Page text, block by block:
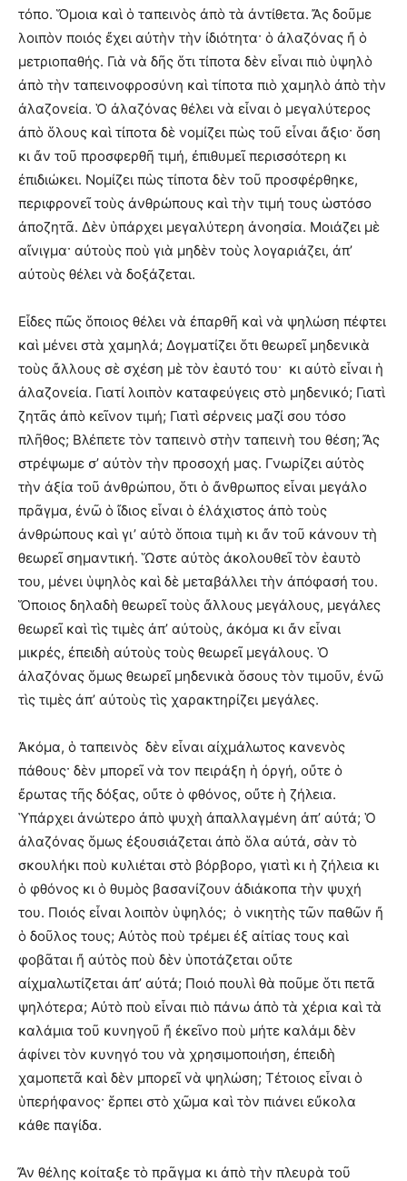
τόπο. Ὅμοια καὶ ὁ ταπεινὸς ἀπὸ τὰ ἀντίθετα. Ἄς δοῦμε
λοιπὸν ποιός ἔχει αὐτὴν τὴν ἰδιότητα· ὁ ἀλαζόνας ἤ ὁ
μετριοπαθής. Γιὰ νὰ δῆς ὅτι τίποτα δὲν εἶναι πιὸ ὑψηλὸ
ἀπὸ τὴν ταπεινοφροσύνη καὶ τίποτα πιὸ χαμηλὸ ἀπὸ τὴν
ἀλαζονεία. Ὁ ἀλαζόνας θέλει νὰ εἶναι ὁ μεγαλύτερος
ἀπὸ ὅλους καὶ τίποτα δὲ νομίζει πὼς τοῦ εἶναι ἄξιο· ὅση
κι ἄν τοῦ προσφερθῆ τιμή, ἐπιθυμεῖ περισσότερη κι
ἐπιδιώκει. Νομίζει πὼς τίποτα δὲν τοῦ προσφέρθηκε,
περιφρονεῖ τοὺς ἀνθρώπους καὶ τὴν τιμή τους ὡστόσο
ἀποζητᾶ. Δὲν ὑπάρχει μεγαλύτερη ἀνοησία. Μοιάζει μὲ
αἴνιγμα· αὐτοὺς ποὺ γιὰ μηδὲν τοὺς λογαριάζει, ἀπ’
αὐτοὺς θέλει νὰ δοξάζεται.
Εἶδες πῶς ὅποιος θέλει νὰ ἐπαρθῆ καὶ νὰ ψηλώση πέφτει
καὶ μένει στὰ χαμηλά; Δογματίζει ὅτι θεωρεῖ μηδενικὰ
τοὺς ἄλλους σὲ σχέση μὲ τὸν ἑαυτό του· κι αὐτὸ εἶναι ἡ
ἀλαζονεία. Γιατί λοιπὸν καταφεύγεις στὸ μηδενικό; Γιατὶ
ζητᾶς ἀπὸ κεῖνον τιμή; Γιατὶ σέρνεις μαζί σου τόσο
πλῆθος; Βλέπετε τὸν ταπεινὸ στὴν ταπεινὴ του θέση; Ἄς
στρέψωμε σ’ αὐτὸν τὴν προσοχή μας. Γνωρίζει αὐτὸς
τὴν ἀξία τοῦ ἀνθρώπου, ὅτι ὁ ἄνθρωπος εἶναι μεγάλο
πρᾶγμα, ἐνῶ ὁ ἴδιος εἶναι ὁ ἐλάχιστος ἀπὸ τοὺς
ἀνθρώπους καὶ γι’ αὐτὸ ὅποια τιμὴ κι ἄν τοῦ κάνουν τὴ
θεωρεῖ σημαντική. Ὥστε αὐτὸς ἀκολουθεῖ τὸν ἑαυτὸ
του, μένει ὑψηλὸς καὶ δὲ μεταβάλλει τὴν ἀπόφασή του.
Ὅποιος δηλαδὴ θεωρεῖ τοὺς ἄλλους μεγάλους, μεγάλες
θεωρεῖ καὶ τὶς τιμὲς ἀπ’ αὐτοὺς, ἀκόμα κι ἄν εἶναι
μικρές, ἐπειδὴ αὐτοὺς τοὺς θεωρεῖ μεγάλους. Ὁ
ἀλαζόνας ὅμως θεωρεῖ μηδενικὰ ὅσους τὸν τιμοῦν, ἐνῶ
τὶς τιμὲς ἀπ’ αὐτοὺς τὶς χαρακτηρίζει μεγάλες.
Ἀκόμα, ὁ ταπεινὸς δὲν εἶναι αἰχμάλωτος κανενὸς
πάθους· δὲν μπορεῖ νὰ τον πειράξη ἡ ὀργή, οὔτε ὁ
ἔρωτας τῆς δόξας, οὔτε ὁ φθόνος, οὔτε ἡ ζήλεια.
Ὑπάρχει ἀνώτερο ἀπὸ ψυχὴ ἀπαλλαγμένη ἀπ’ αὐτά; Ὁ
ἀλαζόνας ὅμως ἐξουσιάζεται ἀπὸ ὅλα αὐτά, σὰν τὸ
σκουλήκι ποὺ κυλιέται στὸ βόρβορο, γιατὶ κι ἡ ζήλεια κι
ὁ φθόνος κι ὁ θυμὸς βασανίζουν ἀδιάκοπα τὴν ψυχή
του. Ποιός εἶναι λοιπὸν ὑψηλός; ὁ νικητὴς τῶν παθῶν ἤ
ὁ δοῦλος τους; Αὐτὸς ποὺ τρέμει ἐξ αἰτίας τους καὶ
φοβᾶται ἤ αὐτὸς ποὺ δὲν ὑποτάζεται οὔτε
αἰχμαλωτίζεται ἀπ’ αὐτά; Ποιό πουλὶ θὰ ποῦμε ὅτι πετᾶ
ψηλότερα; Αὐτὸ ποὺ εἶναι πιὸ πάνω ἀπὸ τὰ χέρια καὶ τὰ
καλάμια τοῦ κυνηγοῦ ἤ ἐκεῖνο ποὺ μήτε καλάμι δὲν
ἀφίνει τὸν κυνηγό του νὰ χρησιμοποιήση, ἐπειδὴ
χαμοπετᾶ καὶ δὲν μπορεῖ νὰ ψηλώση; Τέτοιος εἶναι ὁ
ὑπερήφανος· ἕρπει στὸ χῶμα καὶ τὸν πιάνει εὔκολα
κάθε παγίδα.
Ἄν θέλης κοίταξε τὸ πρᾶγμα κι ἀπὸ τὴν πλευρὰ τοῦ